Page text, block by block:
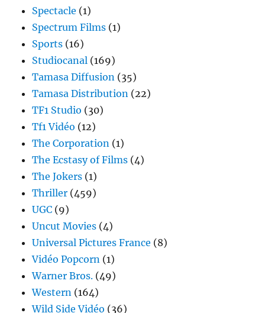
Spectacle (1)
Spectrum Films (1)
Sports (16)
Studiocanal (169)
Tamasa Diffusion (35)
Tamasa Distribution (22)
TF1 Studio (30)
Tf1 Vidéo (12)
The Corporation (1)
The Ecstasy of Films (4)
The Jokers (1)
Thriller (459)
UGC (9)
Uncut Movies (4)
Universal Pictures France (8)
Vidéo Popcorn (1)
Warner Bros. (49)
Western (164)
Wild Side Vidéo (36)